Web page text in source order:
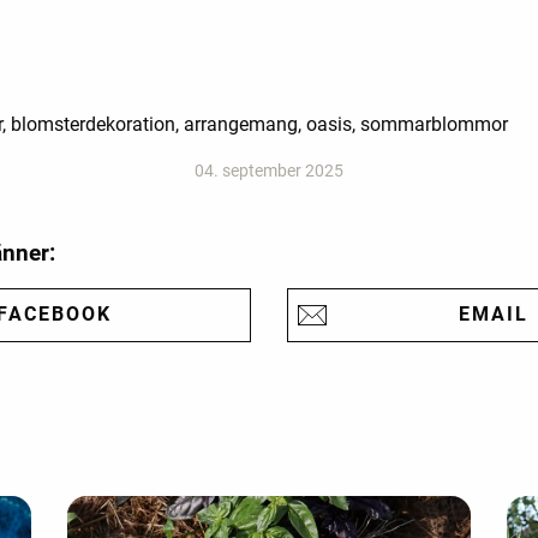
arrangemang, oasis, sommarblommor
04. september 2025
EMAIL